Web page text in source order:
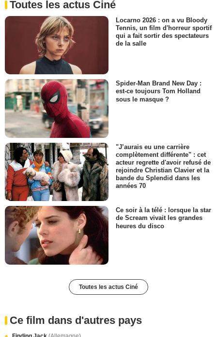
Toutes les actus Ciné
Locarno 2026 : on a vu Bloody
Tennis, un film d'horreur sportif
qui a fait sortir des spectateurs
de la salle
Spider-Man Brand New Day :
est-ce toujours Tom Holland
sous le masque ?
"J’aurais eu une carrière
complètement différente" : cet
acteur regrette d'avoir refusé de
rejoindre Christian Clavier et la
bande du Splendid dans les
années 70
Ce soir à la télé : lorsque la star
de Scream vivait les grandes
heures du disco
Toutes les actus Ciné
Ce film dans d'autres pays